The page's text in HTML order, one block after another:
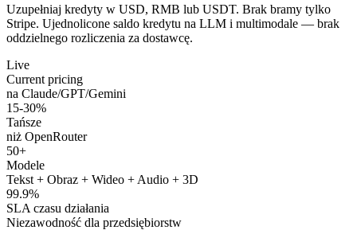
Uzupełniaj kredyty w USD, RMB lub USDT. Brak bramy tylko
Stripe. Ujednolicone saldo kredytu na LLM i multimodale — brak
oddzielnego rozliczenia za dostawcę.
Live
Current pricing
na Claude/GPT/Gemini
15-30%
Tańsze
niż OpenRouter
50+
Modele
Tekst + Obraz + Wideo + Audio + 3D
99.9%
SLA czasu działania
Niezawodność dla przedsiębiorstw